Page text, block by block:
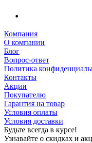
Компания
О компании
Блог
Вопрос-ответ
Политика
Контакты
Акции
Покупателю
Гарантия на товар
Условия оплаты
Условия доставки
Будьте всегда в курсе!
Узнавайте о скидках и